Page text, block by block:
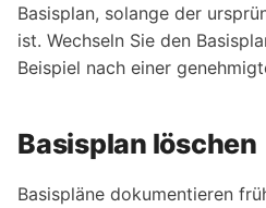
Basisplan, solange der
ist. Wechseln Sie den
Beispiel nach einer
Basisplan löschen
Basispläne dokumentieren